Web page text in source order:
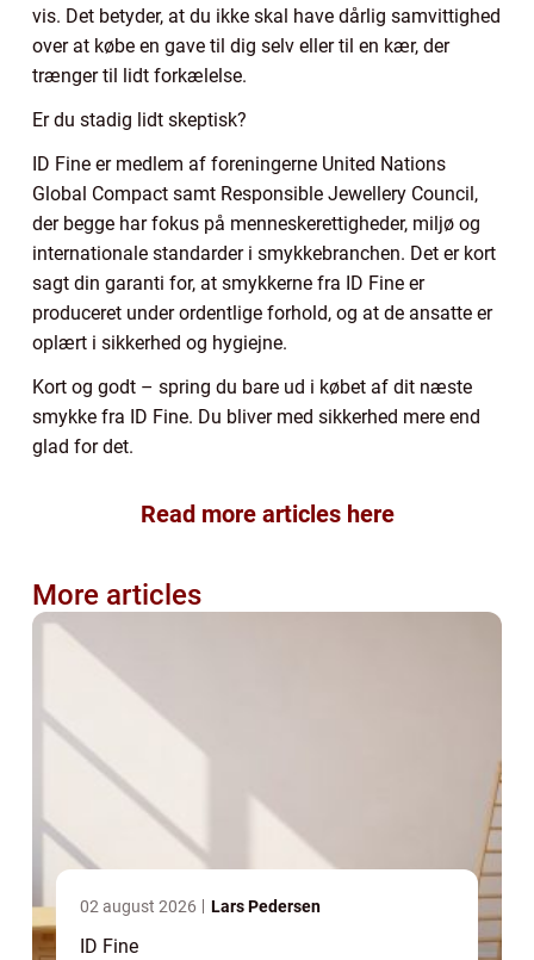
vis. Det betyder, at du ikke skal have dårlig samvittighed
over at købe en gave til dig selv eller til en kær, der
trænger til lidt forkælelse.
Er du stadig lidt skeptisk?
ID Fine er medlem af foreningerne United Nations
Global Compact samt Responsible Jewellery Council,
der begge har fokus på menneskerettigheder, miljø og
internationale standarder i smykkebranchen. Det er kort
sagt din garanti for, at smykkerne fra ID Fine er
produceret under ordentlige forhold, og at de ansatte er
oplært i sikkerhed og hygiejne.
Kort og godt – spring du bare ud i købet af dit næste
smykke fra ID Fine. Du bliver med sikkerhed mere end
glad for det.
Read more articles here
More articles
02 august 2026 Lars Pedersen
ID Fine